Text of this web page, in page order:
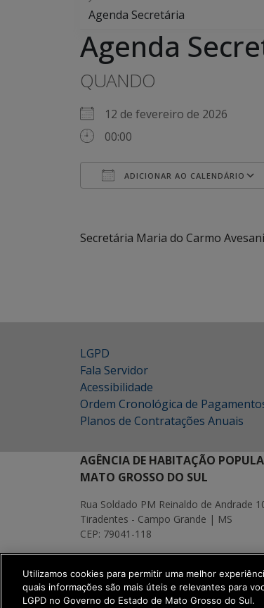
Agenda Secretária
Agenda
QUANDO
12 de fevereiro de 2026
00:00
ADICIONAR AO CALENDÁRIO
Secretária Maria do Carmo
LGPD
Fala Servidor
Acessibilidade
Ordem Cronológica de
Planos de Contratações Anuais
AGÊNCIA DE HABITAÇÃO
MATO GROSSO DO SUL
Rua Soldado PM Reinaldo de Andrade
Tiradentes - Campo Grande | MS
CEP: 79041-118
SETDIG | Secretaria-Executiva
Utilizamos cookies para permitir uma melhor
quais informações são mais úteis e relevantes para
LGPD no Governo do Estado de Mato Grosso do Sul.